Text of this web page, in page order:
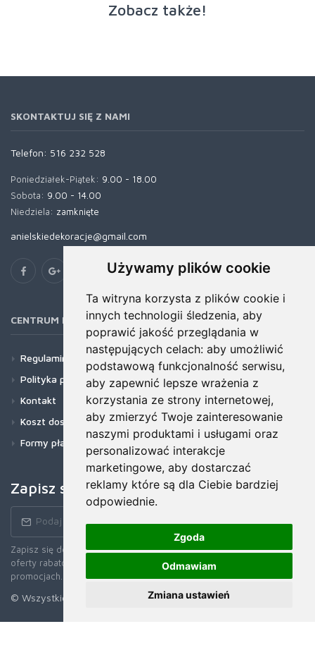
Używamy plików cookie
Ta witryna korzysta z plików cookie i
innych technologii śledzenia, aby
poprawić jakość przeglądania w
następujących celach: aby umożliwić
podstawową funkcjonalność serwisu,
aby zapewnić lepsze wrażenia z
korzystania ze strony internetowej,
aby zmierzyć Twoje zainteresowanie
naszymi produktami i usługami oraz
personalizować interakcje
marketingowe, aby dostarczać
reklamy które są dla Ciebie bardziej
odpowiednie.
Zgoda
Odmawiam
Zmiana ustawień
Zobacz także!
SKONTAKTUJ SIĘ Z NAMI
Telefon: 516 232 528
Poniedziałek-Piątek: 9.00 - 18.00
Sobota: 9.00 - 14.00
Niedziela: zamknięte
anielskiedekoracje@gmail.com
CENTRUM POMOCY
Regulamin
Polityka prywatności
Kontakt
Koszt dostawy
Formy płatności
Zapisz się do newslettera!
Zapisz się do naszego Newslettera, aby otrzymywać wczesne
oferty rabatowe, najnowsze wiadomości, informacje o sprzedaży i
promocjach.
© Wszystkie prawa zastrzerzone. 2026